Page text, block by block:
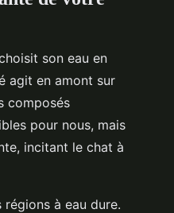
son eau en
agit en amont sur
composés
pour nous, mais
incitant le chat à
à eau dure.